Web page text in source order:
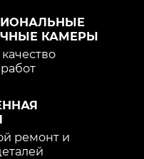
КАМЕРЫ
ремонт и